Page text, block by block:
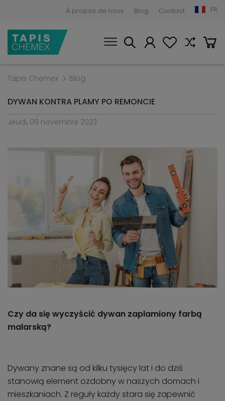
À propos de nous Blog Contact FR
Tapis Chemex Blog
DYWAN KONTRA PLAMY PO REMONCIE
Jeudi, 09 novembre 2023
Czy da się wyczyścić dywan zaplamiony farbą
malarską?
Dywany znane są od kilku tysięcy lat i do dziś
stanowią element ozdobny w naszych domach i
mieszkaniach. Z reguły każdy stara się zapewnić